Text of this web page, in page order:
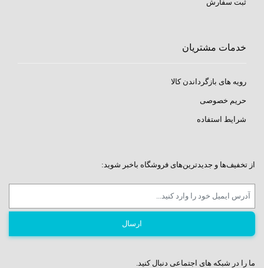
ثبت سفارش
خدمات مشتریان
رویه های بازگرداندن کالا
حریم خصوصی
شرایط استفاده
از تخفیف‌ها و جدیدترین‌های فروشگاه باخبر شوید:
ما را در شبکه های اجتماعی دنبال کنید.